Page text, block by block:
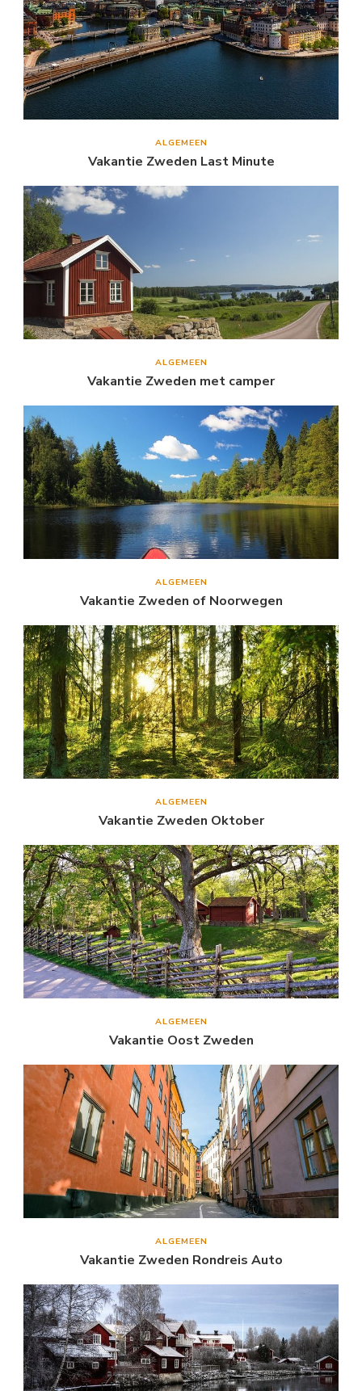
ALGEMEEN
Vakantie Zweden Last Minute
ALGEMEEN
Vakantie Zweden met camper
ALGEMEEN
Vakantie Zweden of Noorwegen
ALGEMEEN
Vakantie Zweden Oktober
ALGEMEEN
Vakantie Oost Zweden
ALGEMEEN
Vakantie Zweden Rondreis Auto